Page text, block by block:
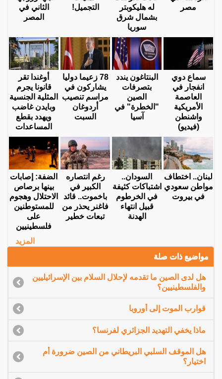
مصر
له هليكوبتر
بشمال شرق
سوريا
التجميل!
الثاني في
المصر
سماع دوي
انفجار في
العاصمة
الأمريكية
واشنطن
(فيديو)
البنتاغون يندد
بتصرفات
الصين
"الخطرة" في
آسيا
78 زعيما دوليا
يشاركون في
مراسم تنصيب
أردوغان
السبت
أوغندا تقر
قانونا يجرم
المثلية الجنسية
وبايدن غاضب
ويهدد بقطع
المساعدات
لبنان.. اختطاف
مواطن سعودي
في بيروت
السودان..
اشتباكات كثيفة
في الخرطوم
قبيل انتهاء
الهدنة
رغم انتصاره
الكبير في
باخموت.. قائد
فاغنر يحذر من
تبعات خطير
الضفة: إصابات
بينها برصاص
الاحتلال وهجوم
للمستوطنين
على
فلسطينيين
المزيد
مواضيع ذات صلة
هل لدى الصين ما تقدمه لإحلال السلام بين الإسرائيليين
والفلسطينيين؟
قوارب الموت إلى أوروبا
ماذا يخفي التهديد الجزائري لفرنسا؟
هل الموقف السلبي البريطاني من الصين ضرورة أم
اختيار؟